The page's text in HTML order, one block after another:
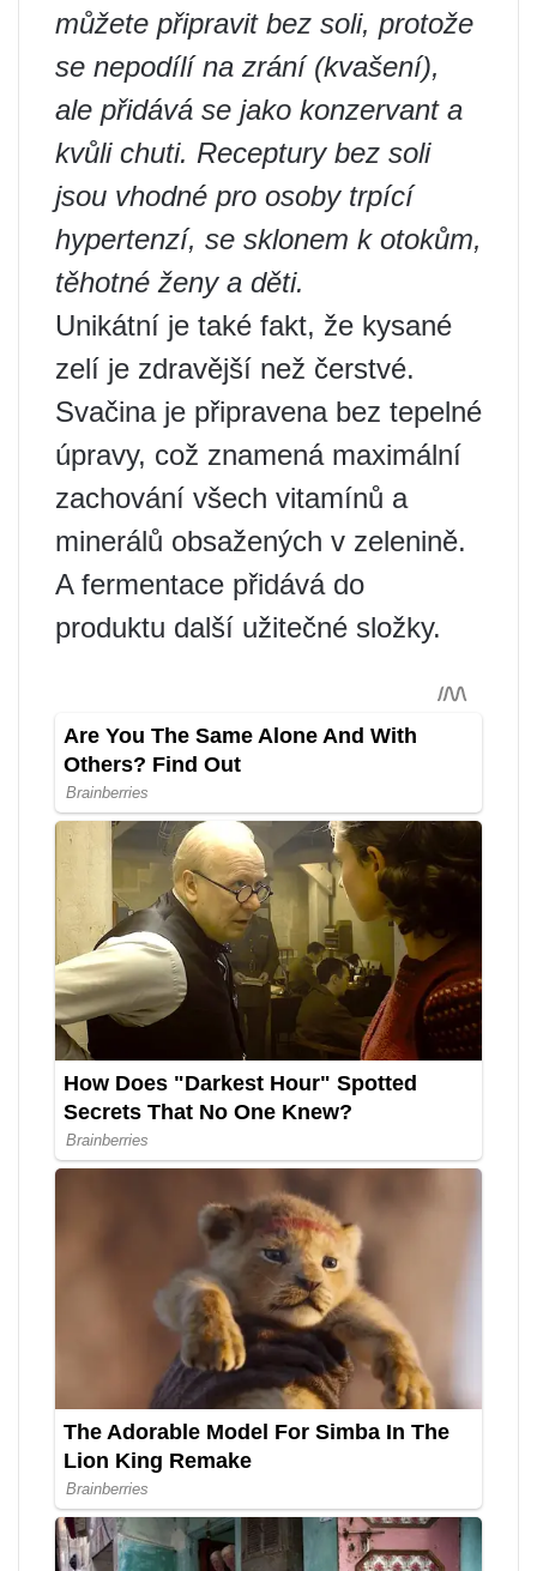
můžete připravit bez soli, protože
se nepodílí na zrání (kvašení),
ale přidává se jako konzervant a
kvůli chuti. Receptury bez soli
jsou vhodné pro osoby trpící
hypertenzí, se sklonem k otokům,
těhotné ženy a děti.
Unikátní je také fakt, že kysané
zelí je zdravější než čerstvé.
Svačina je připravena bez tepelné
úpravy, což znamená maximální
zachování všech vitamínů a
minerálů obsažených v zelenině.
A fermentace přidává do
produktu další užitečné složky.